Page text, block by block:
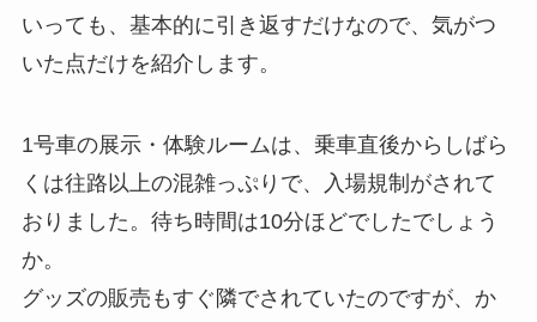
いっても、基本的に引き返すだけなので、気がつ
いた点だけを紹介します。
1号車の展示・体験ルームは、乗車直後からしばら
くは往路以上の混雑っぷりで、入場規制がされて
おりました。待ち時間は10分ほどでしたでしょう
か。
グッズの販売もすぐ隣でされていたのですが、か